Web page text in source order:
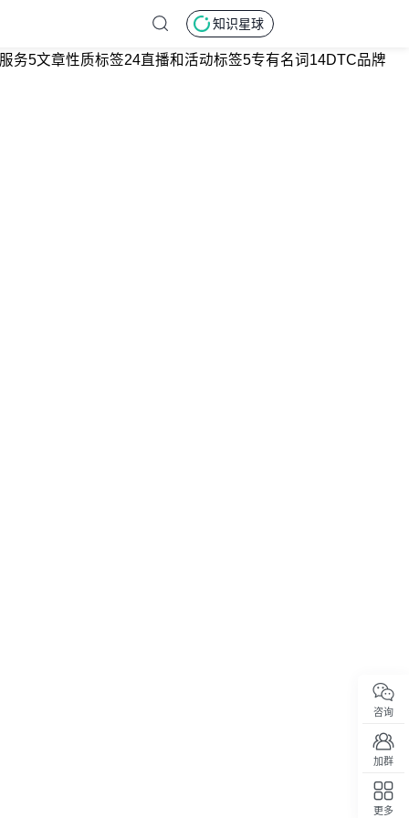
知识星球
务5文章性质标签24直播和活动标签5专有名词 14DTC品牌
咨询
加群
更多